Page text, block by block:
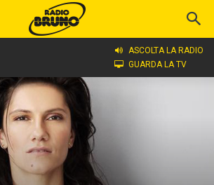
ASCOLTA LA RADIO
GUARDA LA TV